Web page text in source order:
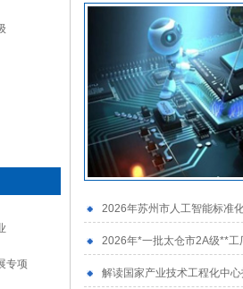
专项
2026年苏州市人工智能标准
2026年*一批太仓市2A级**工
解读国家产业技术工程化中